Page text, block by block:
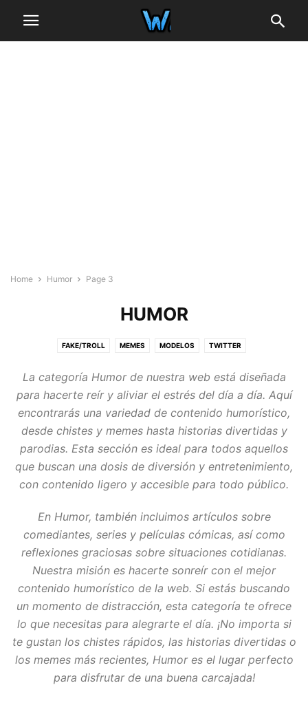
Home Humor Page 3
HUMOR
FAKE/TROLL MEMES MODELOS TWITTER
La categoría Humorde nuestra web está diseñada
para hacerte reír y aliviar el estrés del día a día. Aquí
encontrarás una variedad de contenido humorístico,
desde chistes y memes hasta historias divertidas y
parodias. Esta sección es ideal para todos aquellos
que buscan una dosis de diversión y entretenimiento,
con contenido ligero y accesible para todo público.
En Humor, también incluimos artículos sobre
comediantes, series y películas cómicas, así como
reflexiones graciosas sobre situaciones cotidianas.
Nuestra misión es hacerte sonreír con el mejor
contenido humorístico de la web. Si estás buscando
un momento de distracción, esta categoría te ofrece
lo que necesitas para alegrarte el día. ¡No importa si
te gustan los chistes rápidos, las historias divertidas o
los memes más recientes, Humores el lugar perfecto
para disfrutar de una buena carcajada!